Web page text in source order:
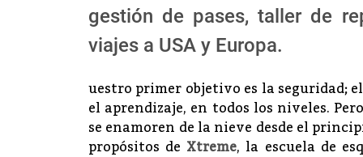
gestión de pases, taller de
viajes a USA y Europa.
uestro primer objetivo es la seguridad;
el aprendizaje, en todos los niveles.
se enamoren de la nieve desde el
propósitos de Xtreme, la escuela de